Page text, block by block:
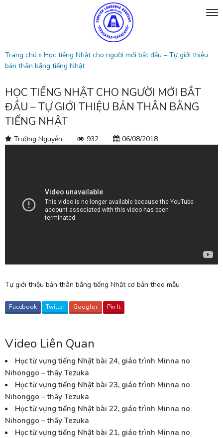
Trang chủ » Học tiếng Nhật cho người mới bắt đầu – Tự giới thiệu
bản thân bằng tiếng Nhật
HỌC TIẾNG NHẬT CHO NGƯỜI MỚI BẮT
ĐẦU – TỰ GIỚI THIỆU BẢN THÂN BẰNG
TIẾNG NHẬT
Trường Nguyễn 932 06/08/2018
Tự giới thiệu bản thân bằng tiếng Nhật cơ bản theo mẫu
Facebook Twitter Google+ Pin It
Video Liên Quan
Học từ vựng tiếng Nhật bài 24, giáo trình Minna no
Nihonggo – thầy Tezuka
Học từ vựng tiếng Nhật bài 23, giáo trình Minna no
Nihonggo – thầy Tezuka
Học từ vựng tiếng Nhật bài 22, giáo trình Minna no
Nihonggo – thầy Tezuka
Học từ vựng tiếng Nhật bài 21, giáo trình Minna no